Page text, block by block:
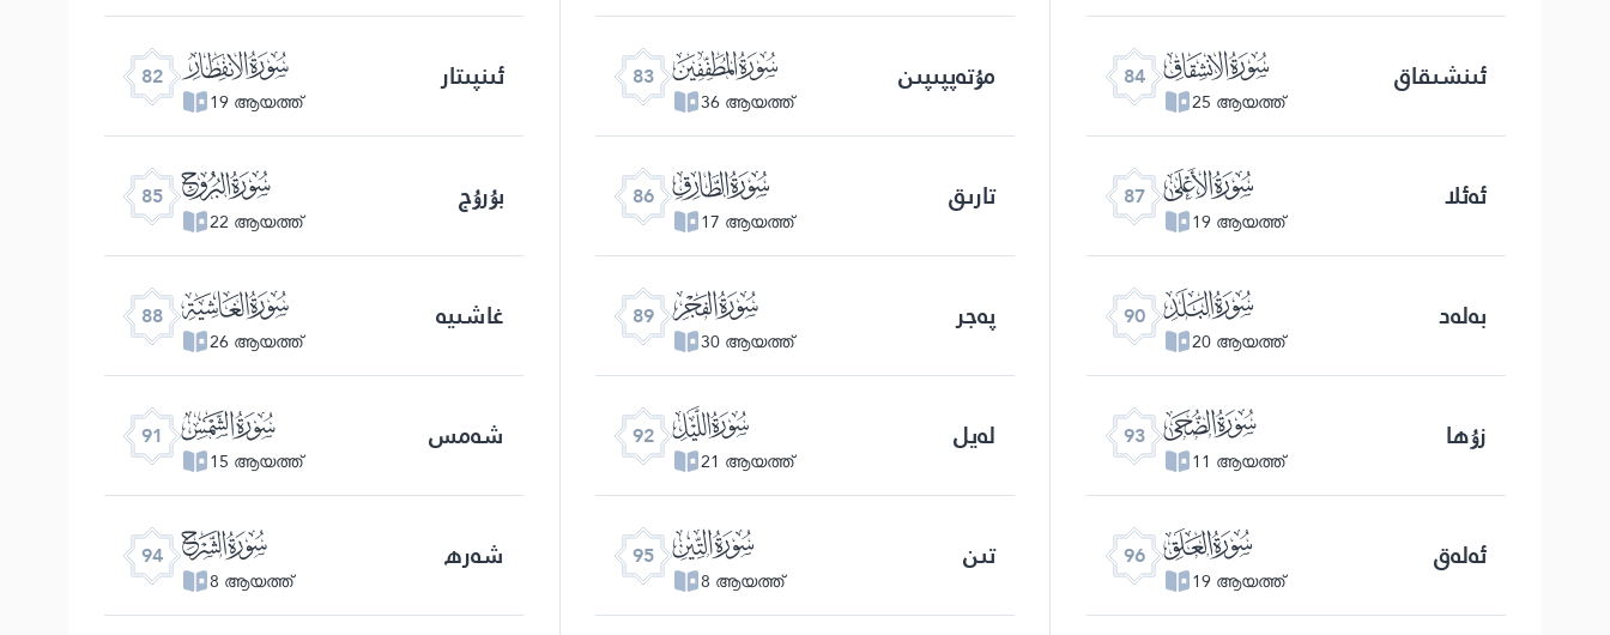
82 ﯿ
19 ആയത്ത്
ئىنپىتار 83 ﰀ
36 ആയത്ത്
مۇتەپپىپىن 84 ﰁ
25 ആയത്ത്
ئىنشىقاق
85 ﰂ
22 ആയത്ത്
بۇرۇج 86 ﰃ
17 ആയത്ത്
تارىق 87 ﰄ
19 ആയത്ത്
ئەئلا
88 ﰅ
26 ആയത്ത്
غاشىيە 89 ﰆ
30 ആയത്ത്
پەجر 90 ﰇ
20 ആയത്ത്
بەلەد
91 ﰈ
15 ആയത്ത്
شەمس 92 ﰉ
21 ആയത്ത്
لەيل 93 ﰊ
11 ആയത്ത്
زۇھا
94 ﰋ
8 ആയത്ത്
شەرھ 95 ﰌ
8 ആയത്ത്
تىن 96 ﰍ
19 ആയത്ത്
ئەلەق